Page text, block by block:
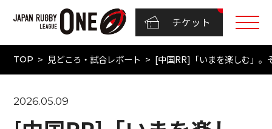
チケット
TOP 見どころ・試合レポート [中国RR]「いまを楽しむ」。
2026.05.09